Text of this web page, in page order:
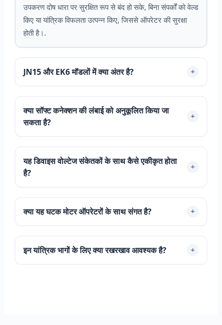
उपकरण दोष धारा पर सुरक्षित रूप से बंद हो सके, बिना संपर्कों को वेल्ड
किए या यांत्रिक विफलता उत्पन्न किए, जिससे ऑपरेटर की सुरक्षा
होती है।.
JN15 और EK6 मॉडलों में क्या अंतर है? +
क्या सॉफ्ट कनेक्शन की लंबाई को अनुकूलित किया जा
सकता है?
+
यह डिवाइस वोल्टेज संकेतकों के साथ कैसे एकीकृत होता
है?
+
क्या यह घटक मोटर ऑपरेटरों के साथ संगत है? +
इन यांत्रिक भागों के लिए क्या रखरखाव आवश्यक है? +
Deutsch
العربية